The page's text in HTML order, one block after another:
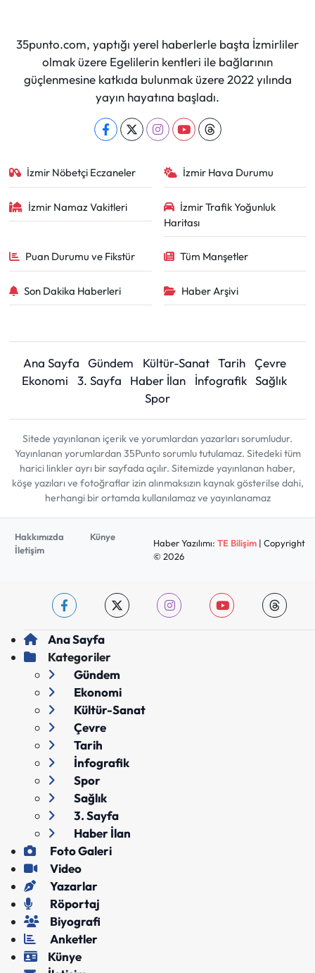
35punto.com, yaptığı yerel haberlerle başta İzmirliler
olmak üzere Egelilerin kentleri ile bağlarının
güçlenmesine katkıda bulunmak üzere 2022 yılında
yayın hayatına başladı.
İzmir Nöbetçi Eczaneler İzmir Hava Durumu
İzmir Namaz Vakitleri
İzmir Trafik Yoğunluk
Haritası
Puan Durumu ve Fikstür Tüm Manşetler
Son Dakika Haberleri Haber Arşivi
Ana Sayfa Gündem Kültür-Sanat Tarih
Çevre
Ekonomi
3. Sayfa Haber İlan İnfografik Sağlık
Spor
Sitede yayınlanan içerik ve yorumlardan yazarları sorumludur.
Yayınlanan yorumlardan 35Punto sorumlu tutulamaz. Sitedeki tüm
harici linkler ayrı bir sayfada açılır. Sitemizde yayınlanan haber,
köşe yazıları ve fotoğraflar izin alınmaksızın kaynak gösterilse dahi,
herhangi bir ortamda kullanılamaz ve yayınlanamaz
Hakkımızda
Künye
İletişim
Haber Yazılımı: TE Bilişim| Copyright
© 2026
Ana Sayfa
Kategoriler
Gündem
Ekonomi
Kültür-Sanat
Çevre
Tarih
İnfografik
Spor
Sağlık
3. Sayfa
Haber İlan
Foto Galeri
Video
Yazarlar
Röportaj
Biyografi
Anketler
Künye